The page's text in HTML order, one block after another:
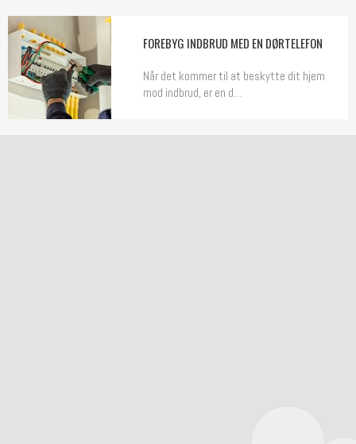
FOREBYG INDBRUD MED EN DØRTELEFON
Når det kommer til at beskytte dit hjem
mod indbrud, er en d…